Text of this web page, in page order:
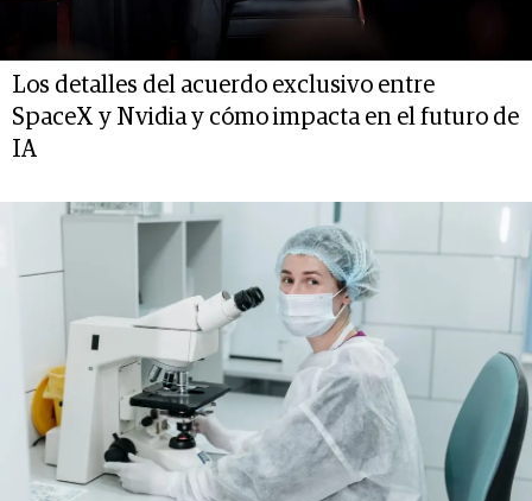
Los detalles del acuerdo exclusivo entre
SpaceX y Nvidia y cómo impacta en el futuro de
IA